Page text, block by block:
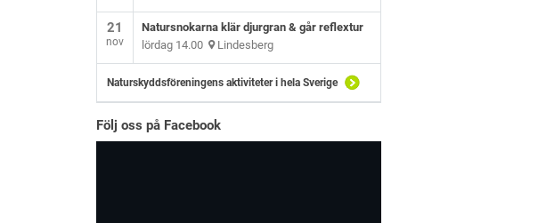
21
nov
Natursnokarna klär djurgran & går reflextur
lördag 14.00 Lindesberg
Naturskyddsföreningens aktiviteter i hela Sverige
Följ oss på Facebook